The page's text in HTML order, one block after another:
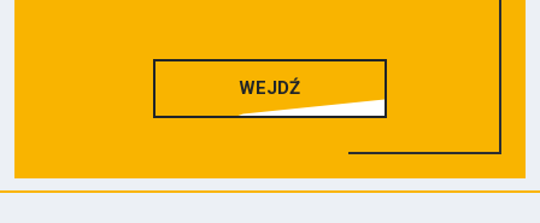
WEJDŹ